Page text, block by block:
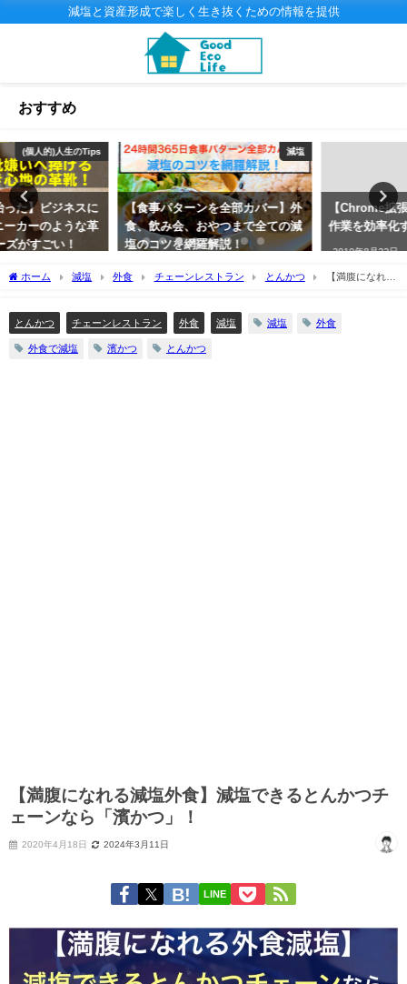
減塩と資産形成で楽しく生き抜くための情報を提供
おすすめ
減塩
【食事パターンを全部カバー】外
食、飲み会、おやつまで全ての減
塩のコツを網羅解説！
【Chrome拡張機能】Chromeの
作業を効率化する拡張機能１0選
2019年8月22日
ホーム 減塩 外食 チェーンレストラン とんかつ
【満腹になれる
とんかつ チェーンレストラン 外食 減塩 減塩 外食
外食で減塩 濱かつ とんかつ
【満腹になれる減塩外食】減塩できるとんかつチ
ェーンなら「濱かつ」！
2020年4月18日 2024年3月11日
LINE